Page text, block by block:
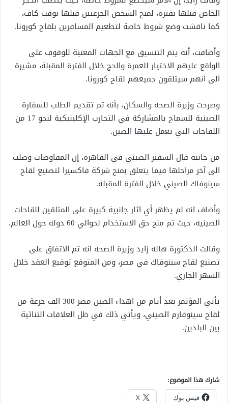
الخاص قبلها بفترة، لمنح الشخص الجرعتين قبلها بوقت كاف،
كما ناقشت وضع شروط خاصة لتطعيم المسافرين بلقاح كورونا.
وأضافت، أنه يتم التنسيق مع الجهات المعنية للوقوف على
الواقع عليهم الاختيار للعمرة والحج خلال الفترة المقبلة، مشيرة
الى انهم سيتلقون جميعهم لقاح كورونا.
وصرحت وزيرة الصحة والسكان، بأنه تم تقديم الطلب للسفارة
الصينية للسماح بالمشاركة في التجارب الإكلينيكية لنحو 17 من
اللقاحات التي تعمل عليها الصين.
من جانبه قال السفير الصيني في القاهرة، إن المفاوضات وصلت
الى آخر مراحلها فيما يتعلق بمنح شركة فاكسيرا لتصنيع لقاح
سينوفاك الصيني خلال الفترة المقبلة.
وأضاف انه لم يظهر أي اثار جانبية كبيرة على المتلقين للقاحات
الصينية، حيث تم منح حق الاستخدام لحوالي 60 دولة حول العالم.
وقالت الدكتورة هالة زايد وزيرة الصحة انه تم الاتفاق على
تصنيع لقاح سينوفاك في مصر، ومن المتوقع توقيع العقد خلال
الشهر الجاري.
يأتي المؤتمر بعد أيام من اهداء الصين مصر 300 الف جرعة من
لقاح سينوفارم الصيني، ويأتي ذلك في ظل العلاقات الثنائية
بين البلدين.
شارك هذا الموضوع:
فيس بوك X